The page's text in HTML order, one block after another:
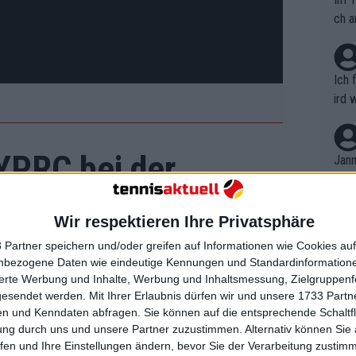
Wir respektieren Ihre Privatsphäre
Partner speichern und/oder greifen auf Informationen wie Cookies
Daten wie eindeutige Kennungen und
Werbung und Inhalte, Werbung und Inhaltsmessung,
werden. Mit Ihrer Erlaubnis dürfen wir und unsere 1733
und Kenndaten abfragen. Sie können auf die entsprechende
durch uns und unsere Partner zuzustimmen. Alternativ können Sie
und Ihre Einstellungen ändern, bevor Sie der Verarbeitung
bei der
die von einem Trauma
zu stellen, die es ihnen
zu überwinden. Mit dem Erlös aus
will die Auktion Menschen, die von
ch
Ich
ird
r in
em
t,
B.
on
n
nt.